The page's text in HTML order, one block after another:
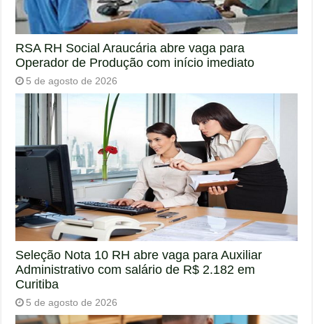
RSA RH Social Araucária abre vaga para
Operador de Produção com início imediato
5 de agosto de 2026
Seleção Nota 10 RH abre vaga para Auxiliar
Administrativo com salário de R$ 2.182 em
Curitiba
5 de agosto de 2026